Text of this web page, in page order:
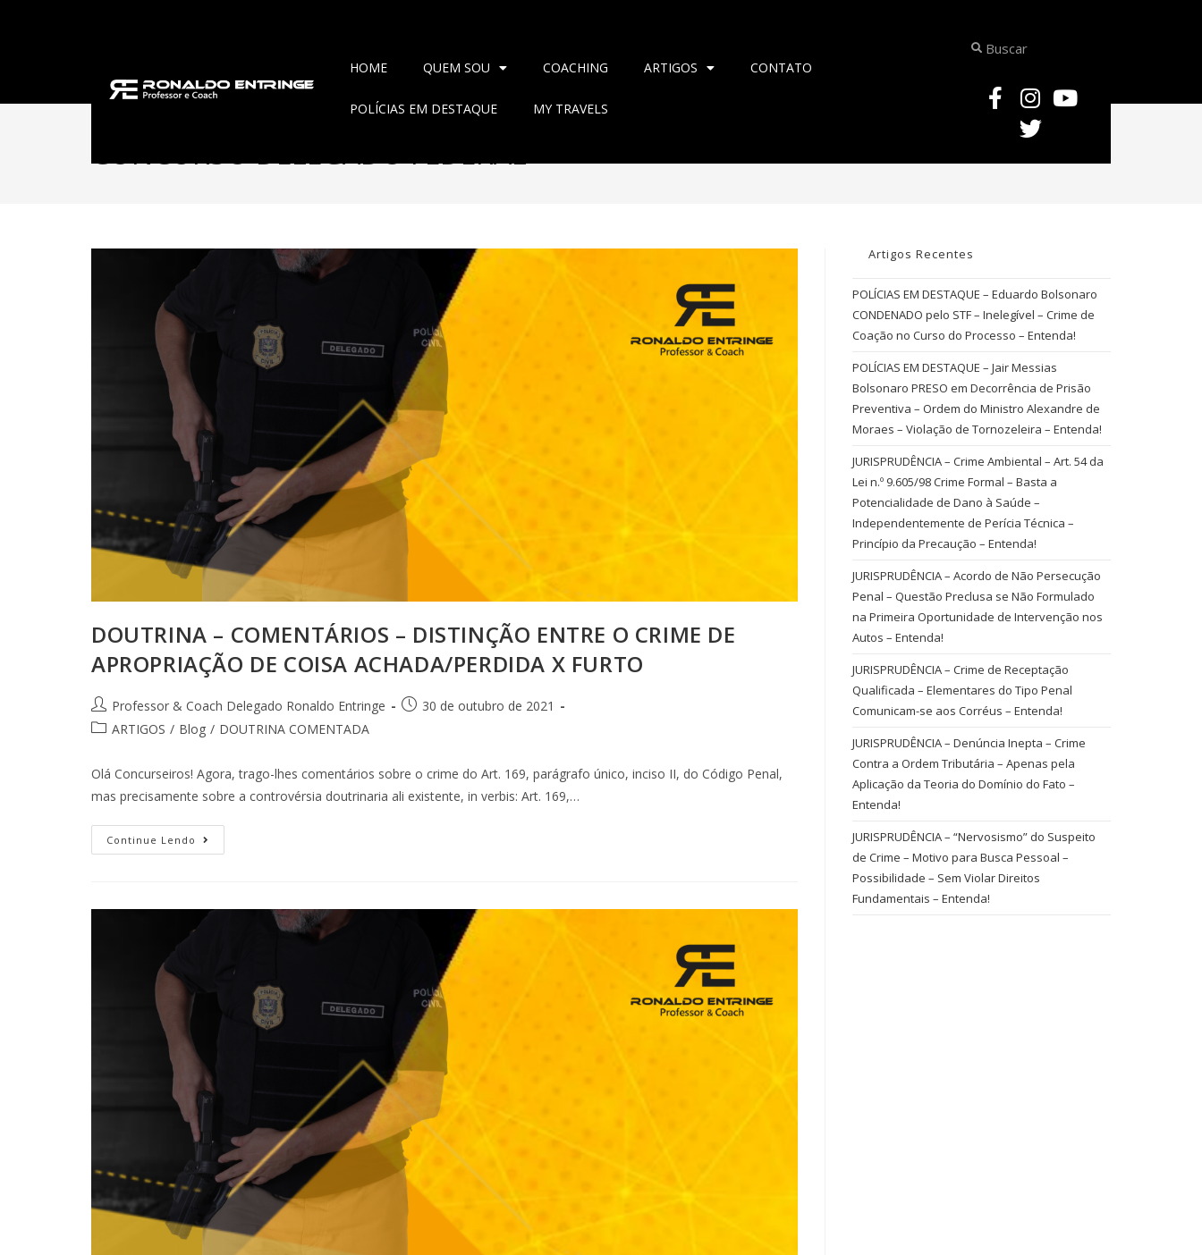
HOME QUEM SOU COACHING ARTIGOS CONTATO
POLÍCIAS EM DESTAQUE MY TRAVELS
CONCURSO DELEGADO FEDERAL
DOUTRINA – COMENTÁRIOS – DISTINÇÃO ENTRE O CRIME DE
APROPRIAÇÃO DE COISA ACHADA/PERDIDA X FURTO
Professor & Coach Delegado Ronaldo Entringe
30 de outubro de 2021
ARTIGOS / Blog / DOUTRINA COMENTADA
Olá Concurseiros! Agora, trago-lhes comentários sobre o crime do Art. 169, parágrafo único, inciso II, do Código Penal,
mas precisamente sobre a controvérsia doutrinaria ali existente, in verbis: Art. 169,…
Continue Lendo
Artigos Recentes
POLÍCIAS EM DESTAQUE – Eduardo Bolsonaro
CONDENADO pelo STF – Inelegível – Crime de
Coação no Curso do Processo – Entenda!
POLÍCIAS EM DESTAQUE – Jair Messias
Bolsonaro PRESO em Decorrência de Prisão
Preventiva – Ordem do Ministro Alexandre de
Moraes – Violação de Tornozeleira – Entenda!
JURISPRUDÊNCIA – Crime Ambiental – Art. 54 da
Lei n.º 9.605/98 Crime Formal – Basta a
Potencialidade de Dano à Saúde –
Independentemente de Perícia Técnica –
Princípio da Precaução – Entenda!
JURISPRUDÊNCIA – Acordo de Não Persecução
Penal – Questão Preclusa se Não Formulado
na Primeira Oportunidade de Intervenção nos
Autos – Entenda!
JURISPRUDÊNCIA – Crime de Receptação
Qualificada – Elementares do Tipo Penal
Comunicam-se aos Corréus – Entenda!
JURISPRUDÊNCIA – Denúncia Inepta – Crime
Contra a Ordem Tributária – Apenas pela
Aplicação da Teoria do Domínio do Fato –
Entenda!
JURISPRUDÊNCIA – “Nervosismo” do Suspeito
de Crime – Motivo para Busca Pessoal –
Possibilidade – Sem Violar Direitos
Fundamentais – Entenda!